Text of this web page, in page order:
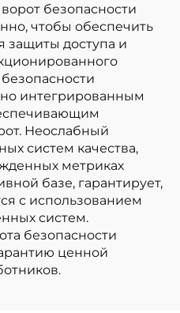
безопасности
чтобы обеспечить
доступа и
интегрированным
Неослабный
систем качества,
метриках
базе, гарантирует,
с использованием
систем.
безопасности
ценной